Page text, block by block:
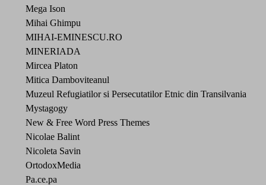
Mega Ison
Mihai Ghimpu
MIHAI-EMINESCU.RO
MINERIADA
Mircea Platon
Mitica Damboviteanul
Muzeul Refugiatilor si Persecutatilor Etnic din Transilvania
Mystagogy
New & Free Word Press Themes
Nicolae Balint
Nicoleta Savin
OrtodoxMedia
Pa.ce.pa